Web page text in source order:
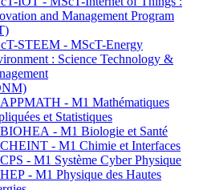
and Management Program
STEEM - MScT-Energy
: Science Technology &
- M1 Mathématiques
et Statistiques
- M1 Biologie et Santé
- M1 Chimie et Interfaces
- M1 Système Cyber Physique
- M1 Physique des Hautes